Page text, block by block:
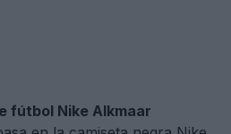
fútbol Nike Alkmaar